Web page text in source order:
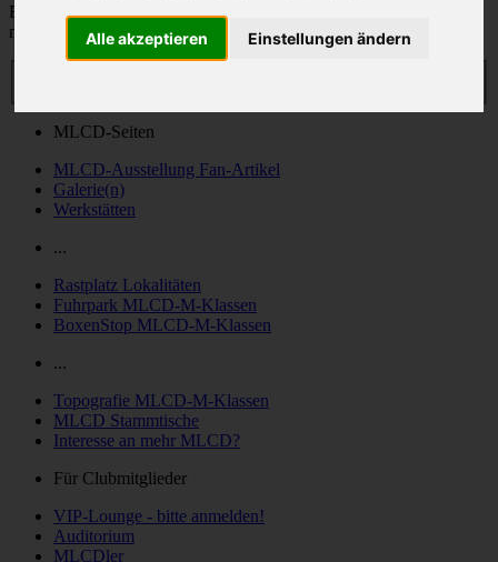
Alle akzeptieren Einstellungen ändern
Bist du dir sicher, dass du alle Cookies des Boards löschen
möchtest?
MLCD-Seiten
MLCD-Ausstellung Fan-Artikel
Galerie(n)
Werkstätten
...
Rastplatz Lokalitäten
Fuhrpark MLCD-M-Klassen
BoxenStop MLCD-M-Klassen
...
Topografie MLCD-M-Klassen
MLCD Stammtische
Interesse an mehr MLCD?
Für Clubmitglieder
VIP-Lounge - bitte anmelden!
Auditorium
MLCDler